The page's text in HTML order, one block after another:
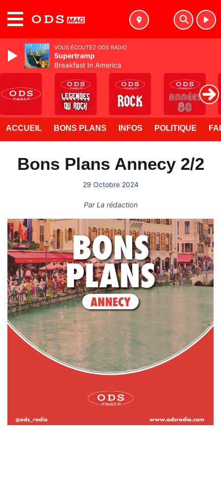
ACCUEIL BONS PLANS INFOS POLITIQUE
Bons Plans Annecy 2/2
29 Octobre 2024
ParLa rédaction
VOUS ÉCOUTEZ ODS RADIO
Supertramp
Breakfast In America